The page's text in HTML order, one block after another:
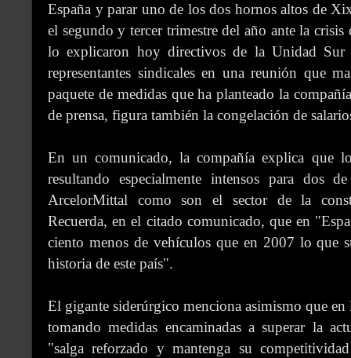
España y parar uno de los dos hornos altos de
el segundo y tercer trimestre del año ante la
lo explicaron hoy directivos de la Unidad Sur
representantes sindicales en una reunión que
paquete de medidas que ha planteado la
de prensa, figura también la congelación de
En un comunicado, la compañía explica que
resultando especialmente intensos para dos
ArcelorMittal como son el sector de la
Recuerda, en el citado comunicado, que en
ciento menos de vehículos que en 2007 lo que
historia de este país".
El gigante siderúrgico menciona asimismo que
tomando medidas encaminadas a superar la
"salga reforzado y mantenga su